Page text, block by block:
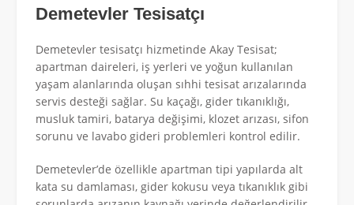
Demetevler Tesisatçı
Demetevler tesisatçı hizmetinde Akay Tesisat;
apartman daireleri, iş yerleri ve yoğun kullanılan
yaşam alanlarında oluşan sıhhi tesisat arızalarında
servis desteği sağlar. Su kaçağı, gider tıkanıklığı,
musluk tamiri, batarya değişimi, klozet arızası, sifon
sorunu ve lavabo gideri problemleri kontrol edilir.
Demetevler’de özellikle apartman tipi yapılarda alt
kata su damlaması, gider kokusu veya tıkanıklık gibi